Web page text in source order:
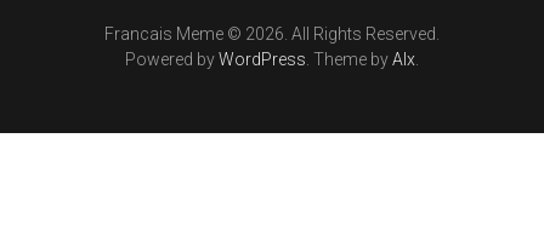
Francais Meme © 2026. All Rights Reserved.
Powered byWordPress . Theme byAlx